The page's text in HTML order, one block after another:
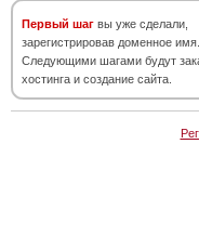
Первый шаг вы уже сделали,
зарегистрировав доменное имя.
Следующими шагами будут
хостинга и создание сайта.